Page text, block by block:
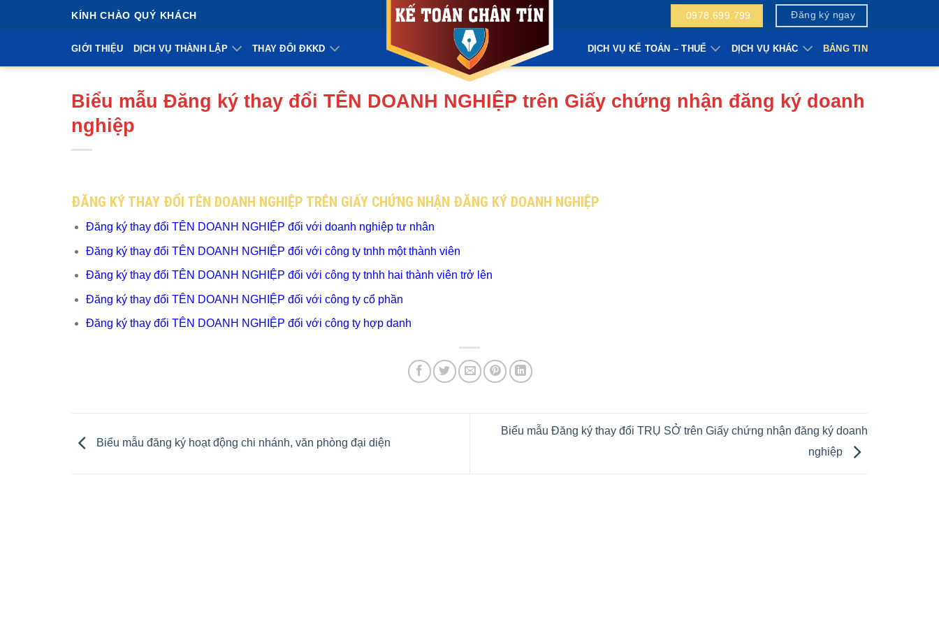
KÍNH CHÀO QUÝ KHÁCH 0978.699.799 Đăng ký ngay
GIỚI THIỆU DỊCH VỤ THÀNH LẬP THAY ĐỔI ĐKKD DỊCH VỤ KẾ TOÁN – THUẾ DỊCH VỤ KHÁC BẢNG TIN
Biểu mẫu Đăng ký thay đổi TÊN DOANH NGHIỆP trên Giấy chứng nhận đăng ký doanh
nghiệp
ĐĂNG KÝ THAY ĐỔI TÊN DOANH NGHIỆP TRÊN GIẤY CHỨNG NHẬN ĐĂNG KÝ DOANH NGHIỆP
Đăng ký thay đổi TÊN DOANH NGHIỆP đối với doanh nghiệp tư nhân
Đăng ký thay đổi TÊN DOANH NGHIỆP đối với công ty tnhh một thành viên
Đăng ký thay đổi TÊN DOANH NGHIỆP đối với công ty tnhh hai thành viên trở lên
Đăng ký thay đổi TÊN DOANH NGHIỆP đối với công ty cổ phần
Đăng ký thay đổi TÊN DOANH NGHIỆP đối với công ty hợp danh
Biểu mẫu đăng ký hoạt động chi nhánh, văn phòng đại diện
Biểu mẫu Đăng ký thay đổi TRỤ SỞ trên Giấy chứng nhận đăng ký doanh
nghiệp